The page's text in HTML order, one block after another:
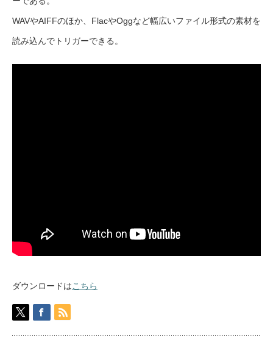
WAVやAIFFのほか、FlacやOggなど幅広いファイル形式の素材を
読み込んでトリガーできる。
ダウンロードはこちら